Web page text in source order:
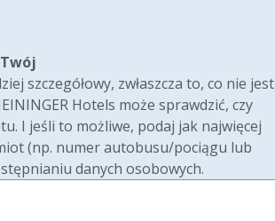
szczegółowy, zwłaszcza to, co nie jest
Hotels może sprawdzić, czy
I jeśli to możliwe, podaj jak najwięcej
(np. numer autobusu/pociągu lub
danych osobowych.